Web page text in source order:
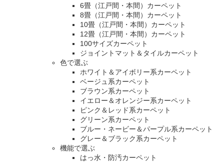
6畳（江戸間・本間）カーペット
8畳（江戸間・本間）カーペット
10畳（江戸間・本間）カーペット
12畳（江戸間・本間）カーペット
100サイズカーペット
ジョイントマット＆タイルカーペット
色で選ぶ
ホワイト＆アイボリー系カーペット
ベージュ系カーペット
ブラウン系カーペット
イエロー＆オレンジー系カーペット
ピンク＆レッド系カーペット
グリーン系カーペット
ブルー・ネービー＆パープル系カーペット
グレー＆ブラック系カーペット
機能で選ぶ
はっ水・防汚カーペット